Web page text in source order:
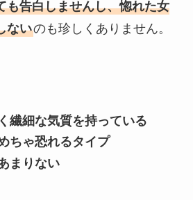
も告白しませんし、惚れた女
ないのも珍しくありません。
繊細な気質を持っている
ちゃ恐れるタイプ
まりない